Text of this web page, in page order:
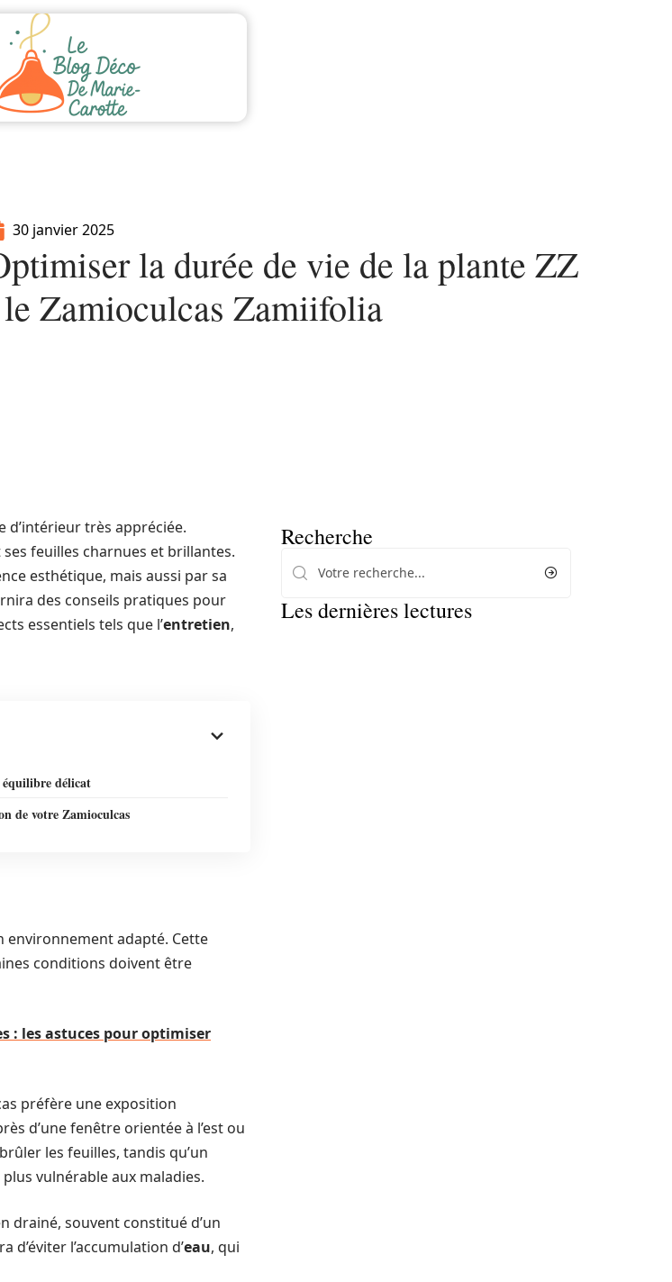
30 janvier 2025
la durée de vie de la plante ZZ
Zamioculcas Zamiifolia
d’intérieur très appréciée.
feuilles charnues et brillantes.
esthétique, mais aussi par sa
des conseils pratiques pour
essentiels tels que l’entretien,
équilibre délicat
de votre Zamioculcas
adapté. Cette
conditions doivent être
: les astuces pour optimiser
préfère une exposition
d’une fenêtre orientée à l’est ou
les feuilles, tandis qu’un
vulnérable aux maladies.
drainé, souvent constitué d’un
l’accumulation d’eau, qui
Recherche
Les dernières lectures